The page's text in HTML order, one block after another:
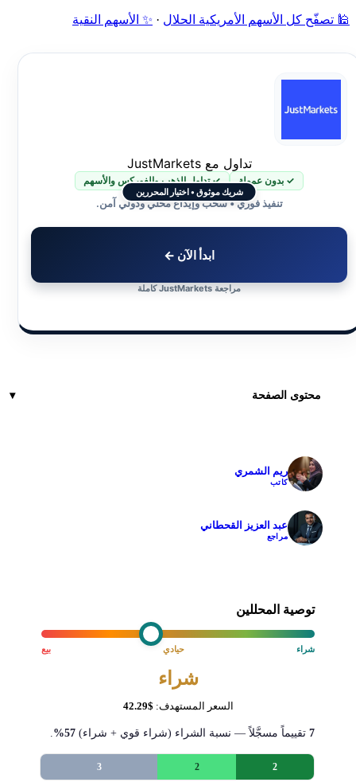
🕌 تصفّح كل الأسهم الأمريكية الحلال · ✨ الأسهم النقية
شريك موثوق • اختيار المحررين
تداول مع JustMarkets
✓ بدون عمولة ✓ تداول الذهب والفوركس والأسهم
تنفيذ فوري • سحب وإيداع محلي ودولي آمن.
ابدأ الآن ←
مراجعة JustMarkets كاملة
محتوى الصفحة
ريم الشمري
كاتب
عبد العزيز القحطاني
مراجع
توصية المحللين
بيع حيادي شراء
شراء
السعر المستهدف: $42.29
7تقييماً مسجَّلاً — نسبة الشراء (شراء قوي + شراء) 57%
.
2
2
3